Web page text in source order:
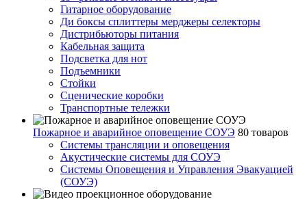
Гитарное оборудование
Ди боксы сплиттеры мерджеры селекторы
Дистрибьюторы питания
Кабельная защита
Подсветка для нот
Подъемники
Стойки
Сценические коробки
Транспортные тележки
Пожарное и аварийное оповещение СОУЭ 80 товаров
Cистемы трансляции и оповещения
Акустические системы для СОУЭ
Системы Оповещения и Управления Эвакуацией
(СОУЭ)